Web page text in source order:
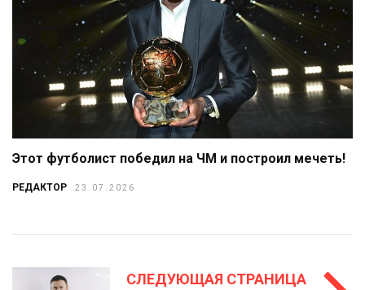
Этот футболист победил на ЧМ и построил мечеть!
РЕДАКТОР 23.07.2026
СЛЕДУЮЩАЯ СТРАНИЦА